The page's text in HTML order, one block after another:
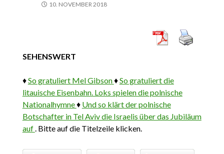
10. NOVEMBER 2018
SEHENSWERT
♦So gratuliert Mel Gibson♦So gratuliert die
litauische Eisenbahn. Loks spielen die polnische
Nationalhymne♦ Und so klärt der polnische
Botschafter in Tel Aviv die Israelis über das Jubiläum
auf. Bitte auf die Titelzeile klicken.